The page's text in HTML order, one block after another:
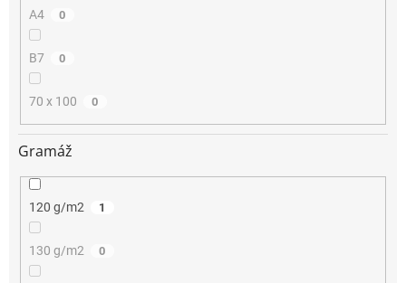
A4 0
B7 0
70 x 100 0
Gramáž
120 g/m2 1
130 g/m2 0